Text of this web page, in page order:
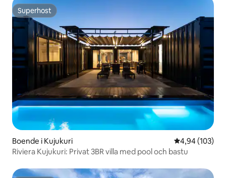
Superhost
Superhost
Boende i Kujukuri 4,94 av 5 i
4,94 (103)
Riviera Kujukuri: Privat 3BR villa med pool och bastu